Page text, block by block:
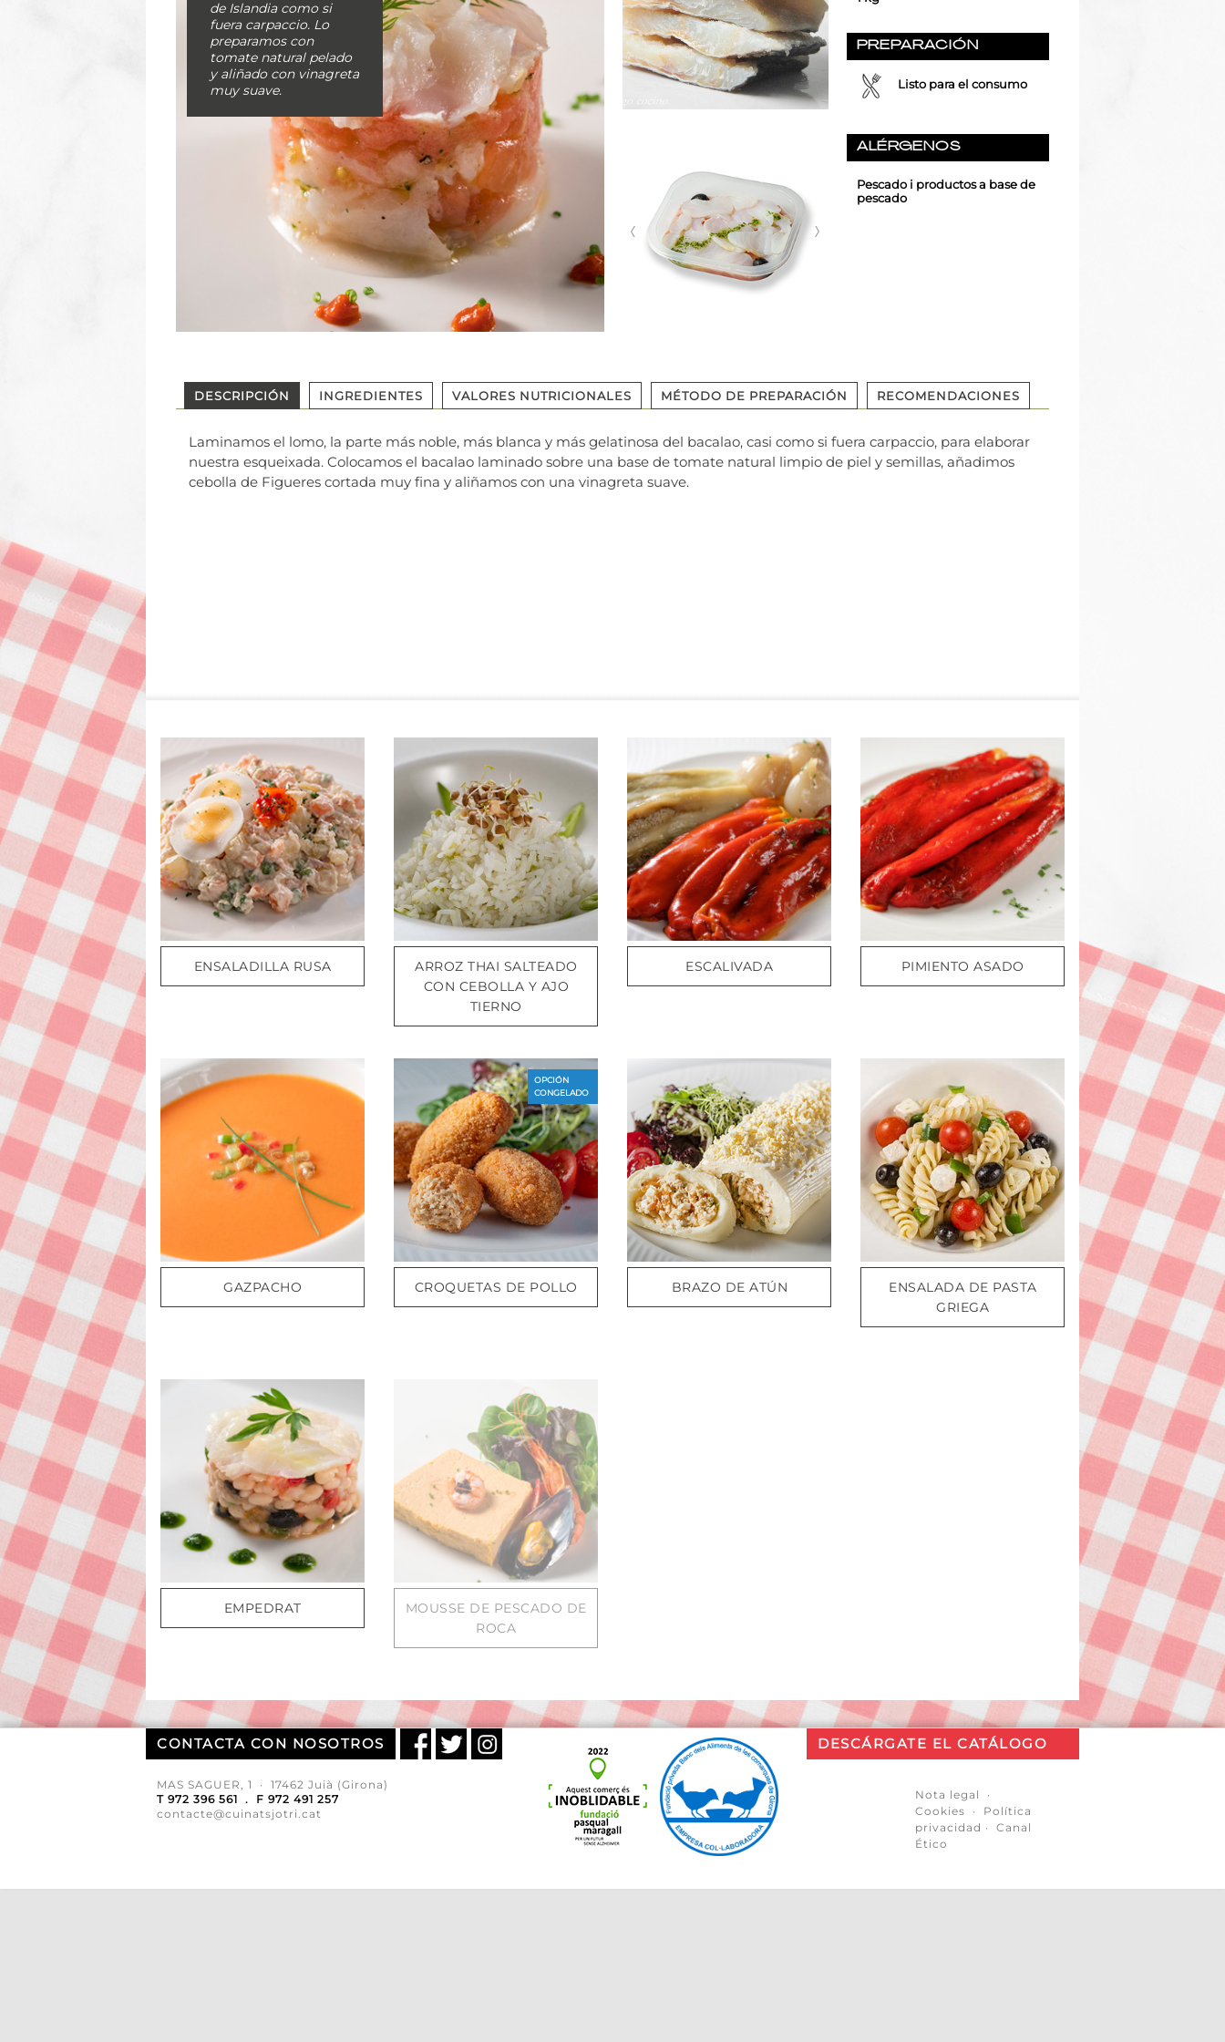
de Islandia como si
fuera carpaccio. Lo
preparamos con
tomate natural pelado
y aliñado con vinagreta
muy suave.
PREPARACIÓN
Listo para el consumo
ALÉRGENOS
Pescado i productos a base de
pescado
DESCRIPCIÓN INGREDIENTES VALORES NUTRICIONALES MÉTODO DE PREPARACIÓN RECOMENDACIONES
Laminamos el lomo, la parte más noble, más blanca y más gelatinosa del bacalao, casi como si fuera carpaccio, para elaborar
nuestra esqueixada. Colocamos el bacalao laminado sobre una base de tomate natural limpio de piel y semillas, añadimos
cebolla de Figueres cortada muy fina y aliñamos con una vinagreta suave.
ENSALADILLA RUSA
ARROZ THAI SALTEADO
CON CEBOLLA Y AJO
TIERNO
ESCALIVADA PIMIENTO ASADO
GAZPACHO CROQUETAS DE POLLO
OPCIÓN
CONGELADO
BRAZO DE ATÚN
ENSALADA DE PASTA
GRIEGA
EMPEDRAT
MOUSSE DE PESCADO DE
ROCA
CONTACTA CON NOSOTROS
MAS SAGUER, 1 · 17462 Juià (Girona)
T 972 396 561 . F 972 491 257
contacte@cuinatsjotri.cat
DESCÁRGATE EL CATÁLOGO
Nota legal
·
Cookies · Política
privacidad · Canal
Ético